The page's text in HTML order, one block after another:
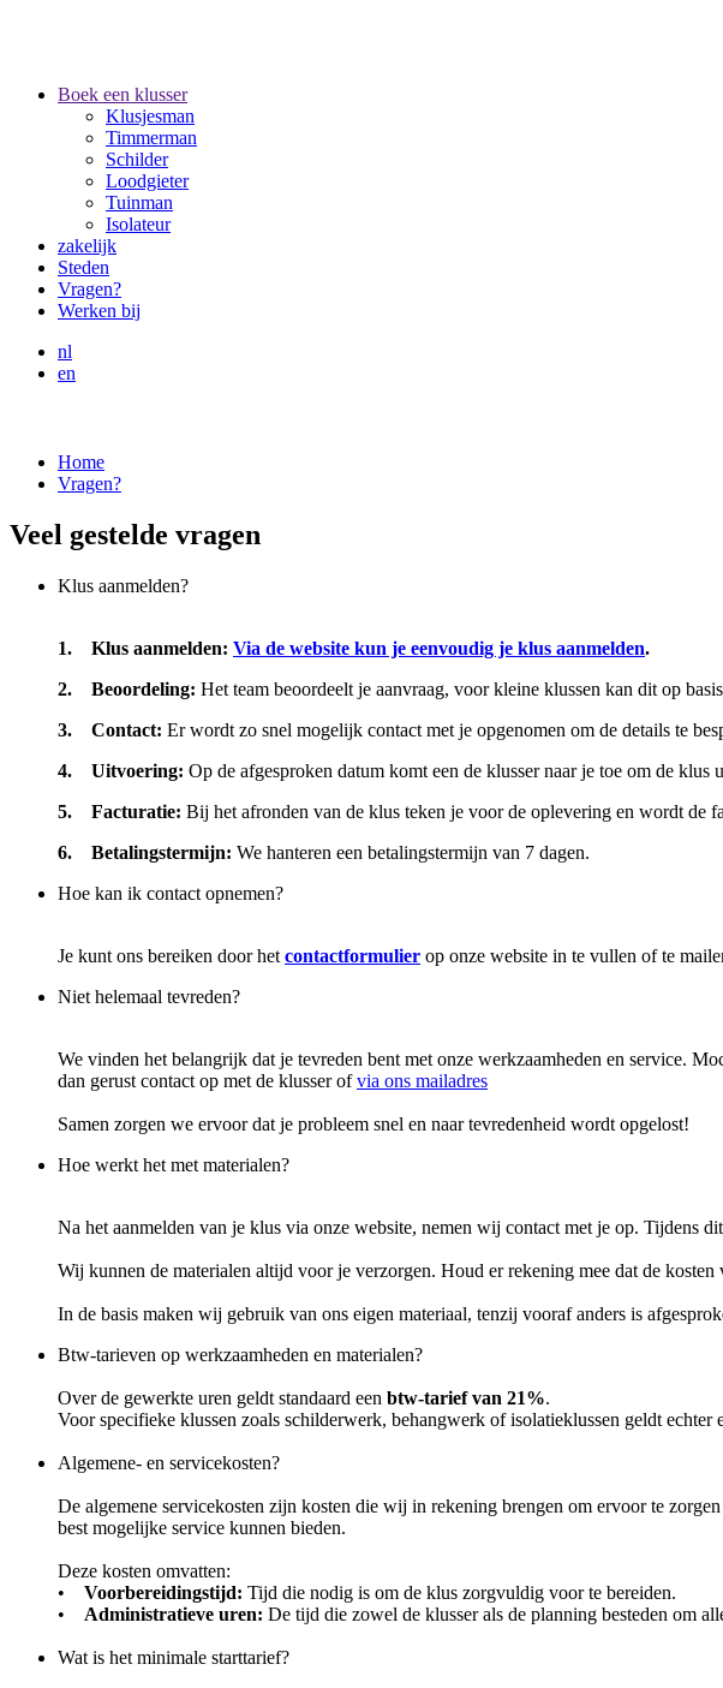
Boek een klusser
Klusjesman
Timmerman
Schilder
Loodgieter
Tuinman
Isolateur
zakelijk
Steden
Vragen?
Werken bij
nl
en
Home
Vragen?
Veel gestelde vragen
Klus aanmelden?
1. Klus aanmelden: Via de website kun je eenvoudig je klus aanmelden.
2. Beoordeling: Het team beoordeelt je aanvraag, voor kleine klussen kan dit op
3. Contact: Er wordt zo snel mogelijk contact met je opgenomen om de details te
4. Uitvoering: Op de afgesproken datum komt een de klusser naar je toe om de klus
5. Facturatie: Bij het afronden van de klus teken je voor de oplevering en wordt de
6. Betalingstermijn: We hanteren een betalingstermijn van 7 dagen.
Hoe kan ik contact opnemen?
Je kunt ons bereiken door het contactformulier op onze website in te vullen of te
Niet helemaal tevreden?
We vinden het belangrijk dat je tevreden bent met onze werkzaamheden en service.
dan gerust contact op met de klusser ofvia ons mailadres
Samen zorgen we ervoor dat je probleem snel en naar tevredenheid wordt opgelost!
Hoe werkt het met materialen?
Na het aanmelden van je klus via onze website, nemen wij contact met je op. Tijdens
Wij kunnen de materialen altijd voor je verzorgen. Houd er rekening mee dat de
In de basis maken wij gebruik van ons eigen materiaal, tenzij vooraf anders is
Btw-tarieven op werkzaamheden en materialen?
Over de gewerkte uren geldt standaard een btw-tarief van 21%.
Voor specifieke klussen zoals schilderwerk, behangwerk of isolatieklussen geldt echter
Algemene- en servicekosten?
De algemene servicekosten zijn kosten die wij in rekening brengen om ervoor te
best mogelijke service kunnen bieden.
Deze kosten omvatten:
• Voorbereidingstijd: Tijd die nodig is om de klus zorgvuldig voor te bereiden.
• Administratieve uren: De tijd die zowel de klusser als de planning besteden om
Wat is het minimale starttarief?